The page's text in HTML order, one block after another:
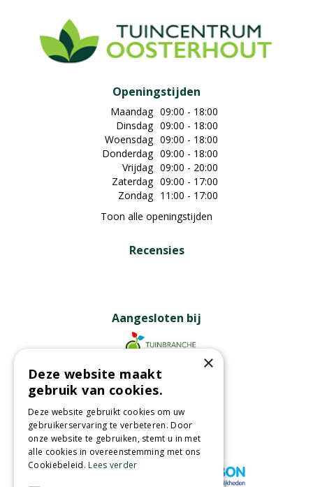
Openingstijden
Maandag 09:00 - 18:00
Dinsdag 09:00 - 18:00
Woensdag 09:00 - 18:00
Donderdag 09:00 - 18:00
Vrijdag 09:00 - 20:00
Zaterdag 09:00 - 17:00
Zondag 11:00 - 17:00
Toon alle openingstijden
Recensies
Aangesloten bij
Partners
Wij accepteren
×
Deze website maakt
gebruik van cookies.
Deze website gebruikt cookies om uw
gebruikerservaring te verbeteren. Door
onze website te gebruiken, stemt u in met
alle cookies in overeenstemming met ons
Cookiebeleid.Lees verder